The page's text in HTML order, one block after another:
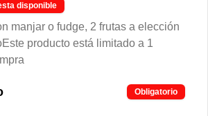
disponible
manjar o fudge, 2 frutas a elección
Este producto está limitado a 1
Obligatorio